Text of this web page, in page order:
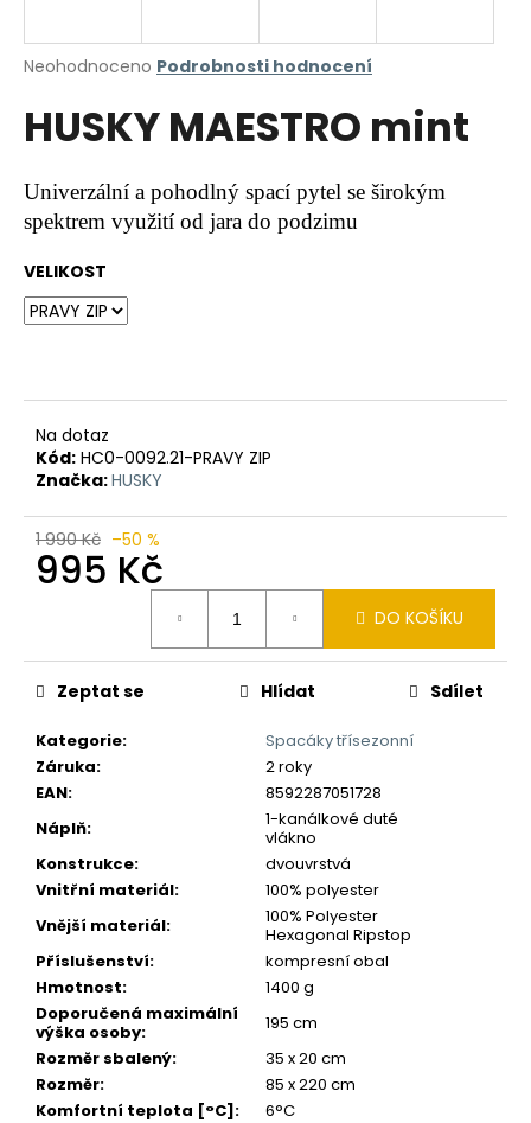
Průměrné
produktu
je
z
5
hvězdiček.
Neohodnoceno Podrobnosti hodnocení
HUSKY MAESTRO mint
Univerzální a pohodlný spací pytel se širokým
spektrem využití od jara do podzimu
VELIKOST
Na dotaz
Kód: HC0-0092.21-PRAVY ZIP
Značka:HUSKY
1 990 Kč –50 %
995 Kč
DO KOŠÍKU
Kategorie:
Spacáky třísezonní
Záruka:
2 roky
EAN:
8592287051728
Náplň:
1-kanálkové duté
vlákno
Konstrukce:
dvouvrstvá
Vnitřní materiál:
100% polyester
Vnější materiál:
100% Polyester
Hexagonal Ripstop
Příslušenství:
kompresní obal
Hmotnost:
1400 g
Doporučená maximální
výška osoby:
195 cm
Rozměr sbalený:
35 x 20 cm
Rozměr:
85 x 220 cm
Komfortní teplota [°C]:
6°C
Zeptat se Hlídat Sdílet
j
t
?
o
p
o
u
č
u
e